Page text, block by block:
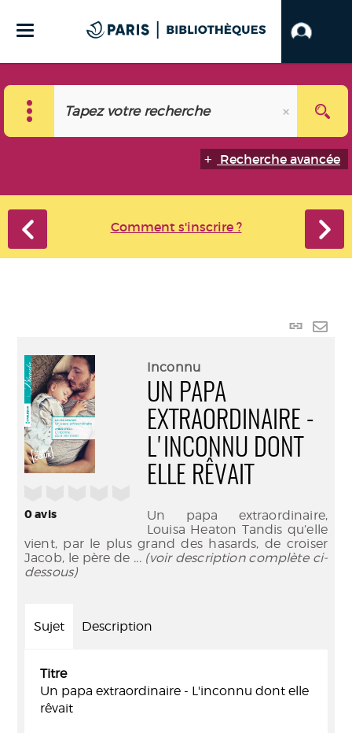
Recherche avancée
Comment s'inscrire ?
Lien
0avis
Inconnu
UN PAPA
EXTRAORDINAIRE -
L'INCONNU DONT
ELLE RÊVAIT
Un papa extraordinaire,
Louisa Heaton Tandis qu’elle
vient, par le plus grand des hasards, de croiser
Jacob, le père de ... (voir description complète ci-
dessous)
Sujet Description
Titre
Un papa extraordinaire - L'inconnu dont elle
rêvait